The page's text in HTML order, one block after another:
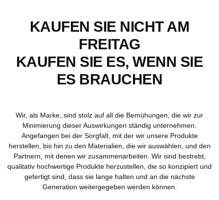
KAUFEN SIE NICHT AM
FREITAG
KAUFEN SIE ES, WENN SIE
ES BRAUCHEN
Wir, als Marke, sind stolz auf all die Bemühungen, die wir zur
Minimierung dieser Auswirkungen ständig unternehmen.
Angefangen bei der Sorgfalt, mit der wir unsere Produkte
herstellen, bis hin zu den Materialien, die wir auswählen, und den
Partnern, mit denen wir zusammenarbeiten. Wir sind bestrebt,
qualitativ hochwertige Produkte herzustellen, die so konzipiert und
gefertigt sind, dass sie lange halten und an die nächste
Generation weitergegeben werden können.